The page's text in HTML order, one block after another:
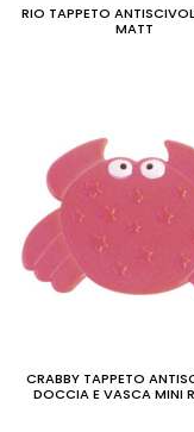
RIO TAPPETO
MATT
CRABBY TAPPETO
DOCCIA E VASCA MINI